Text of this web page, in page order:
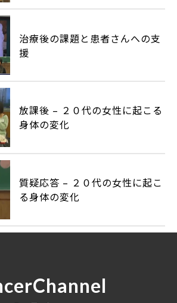
治療後の課題と患者さんへの支
援
放課後 – ２０代の女性に起こる
身体の変化
質疑応答 – ２０代の女性に起こ
る身体の変化